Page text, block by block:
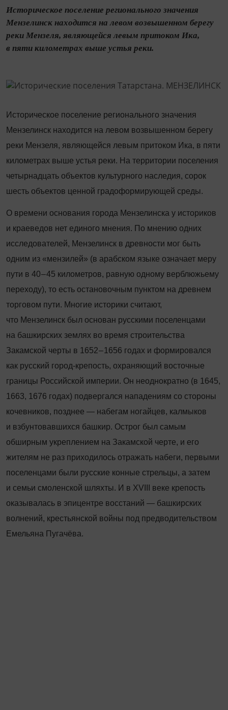
Историческое поселение регионального значения
Мензелинск находится на левом возвышенном берегу
реки Мензеля, являющейся левым притоком Ика,
в пяти километрах выше устья реки.
Историческое поселение регионального значения
Мензелинск находится на левом возвышенном берегу
реки Мензеля, являющейся левым притоком Ика, в пяти
километрах выше устья реки. На территории поселения
четырна­дцать объектов культурного наследия, сорок
шесть объектов ценной градоформирующей среды.
О времени основания города Мензелинска у историков
и крае­ведов нет единого мнения. По мнению одних
исследователей, Мензелинск в древности мог быть
одним из «мензилей» (в арабском языке означает меру
пути в 40 – 45 километров, равную одному верблюжьему
переходу), то есть остановочным пунктом на древнем
торговом пути. Многие историки считают,
что Мензелинск был основан русскими поселенцами
на башкирских землях во время строи­тель­ства
Закамской черты в 1652 – 1656 годах и формировался
как русский город‑крепость, охраняющий восточные
границы Российской империи. Он неоднократно (в 1645,
1663, 1676 годах) подвергался нападениям со стороны
кочевников, позднее — набегам ногайцев, калмыков
и взбунтовавшихся башкир. Острог был самым
обширным укреп­лением на Закамской черте, и его
жителям не раз приходилось отражать набеги, первыми
поселенцами были русские конные стрельцы, а затем
и семьи смоленской шляхты. И в XVIII веке крепость
оказывалась в эпицентре восстаний — башкирских
волнений, крестьянской вой­ны под предводительством
Емельяна Пугачёва.